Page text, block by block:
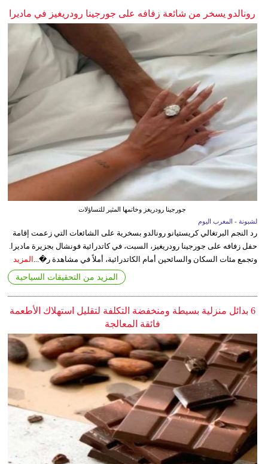
رونالدو يسخر من شائعة زفافه على جورجينا رودريغيز في ماديرا
جورجينا رودريغز وخاتمها المثير للتساؤلات
لشبونة - المغرب اليوم
رد النجم البرتغالي كريستيانو رونالدو بسخرية على الشائعات التي زعمت إقامة
حفل زفافه على جورجينا رودريغيز، السبت، في كاتدرائية فونشال بجزيرة ماديرا.
وتجمع مئات السكان والسائحين أمام الكاتدرائية، أملاً في مشاهدة ر�... المزيد
المزيد من التحقيقات السياحية
6 بدائل منزلية بسيطة ومنخفضة التكلفة لتقليل استهلاك الأطعمة
فائقة المعالجة